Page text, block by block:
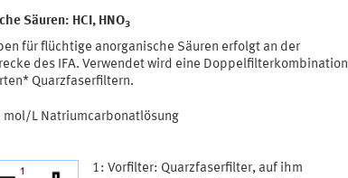
Säuren: HCI, HNO3
für flüchtige anorganische Säuren erfolgt an der
des IFA. Verwendet wird eine Doppelfilterkombination
Quarzfaserfiltern.
L Natriumcarbonatlösung
1: Vorfilter: Quarzfaserfilter, auf ihm